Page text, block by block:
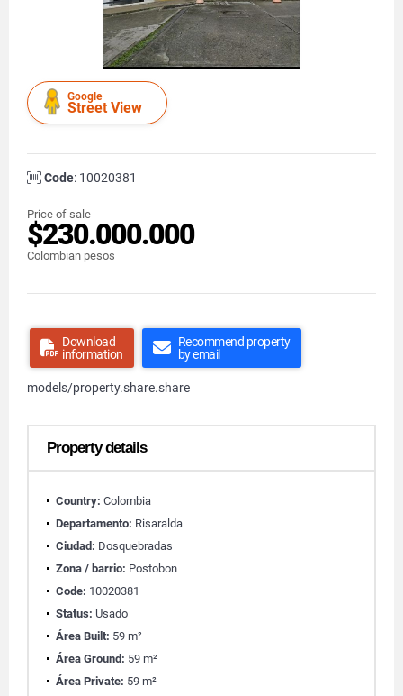
Google
Street View
Code: 10020381
Price of sale
$230.000.000
Colombian pesos
Download
information
Recommend property
by email
models/property.share.share
Property details
Country: Colombia
Departamento: Risaralda
Ciudad: Dosquebradas
Zona / barrio: Postobon
Code: 10020381
Status: Usado
Área Built: 59 m²
Área Ground: 59 m²
Área Private: 59 m²